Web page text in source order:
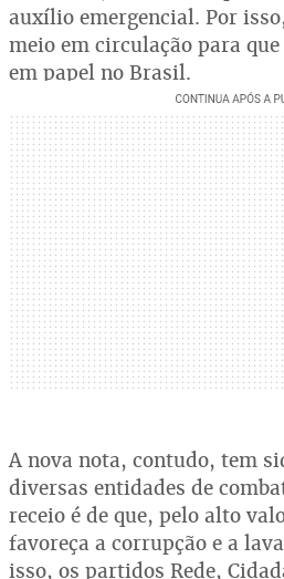
auxílio emergencial. Por
meio em circulação para
em papel no Brasil.
A nova nota, contudo, tem
diversas entidades de
receio é de que, pelo alto
favoreça a corrupção e a
isso, os partidos Rede,